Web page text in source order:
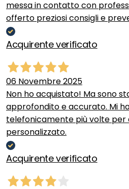
messa in contatto con
offerto preziosi consigli e
Acquirente verificato
06 Novembre 2025
Non ho acquistato! Ma sono
approfondito e accurato. Mi
telefonicamente più volte
personalizzato.
Acquirente verificato